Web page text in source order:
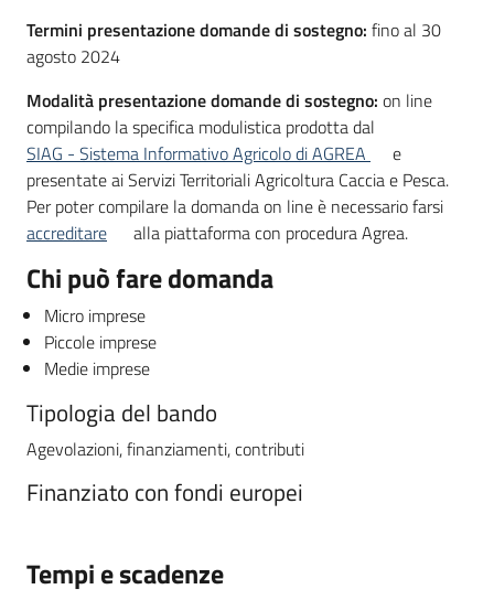
Termini presentazione domande di sostegno: fino al 30
agosto 2024
Modalità presentazione domande di sostegno: on line
compilando la specifica modulistica prodotta dal
SIAG - Sistema Informativo Agricolo di AGREA
e
presentate ai Servizi Territoriali Agricoltura Caccia e Pesca.
Per poter compilare la domanda on line è necessario farsi
accreditare
alla piattaforma con procedura Agrea.
Chi può fare domanda
Micro imprese
Piccole imprese
Medie imprese
Tipologia del bando
Agevolazioni, finanziamenti, contributi
Finanziato con fondi europei
Tempi e scadenze